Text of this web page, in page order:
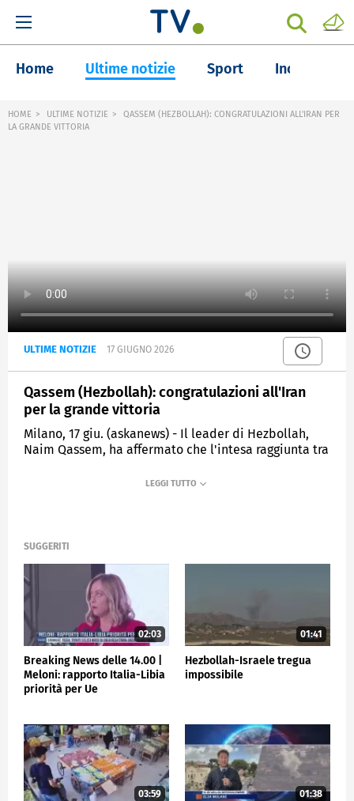
Home Ultime notizie Sport Inchieste
HOME ULTIME NOTIZIE
QASSEM (HEZBOLLAH): CONGRATULAZIONI ALL'IRAN PER
LA GRANDE VITTORIA
ULTIME NOTIZIE 17 GIUGNO 2026
Qassem (Hezbollah): congratulazioni all'Iran
per la grande vittoria
Milano, 17 giu. (askanews) - Il leader di Hezbollah,
Naim Qassem, ha affermato che l'intesa raggiunta tra
regionale rappresenta una "grande vittoria".
alla libertà per questa grande vittoria", ha dichiarato
Qassem.
SUGGERITI
02:03
Breaking News delle 14.00 |
Meloni: rapporto Italia-Libia
priorità per Ue
01:41
Hezbollah-Israele tregua
impossibile
03:59 01:38